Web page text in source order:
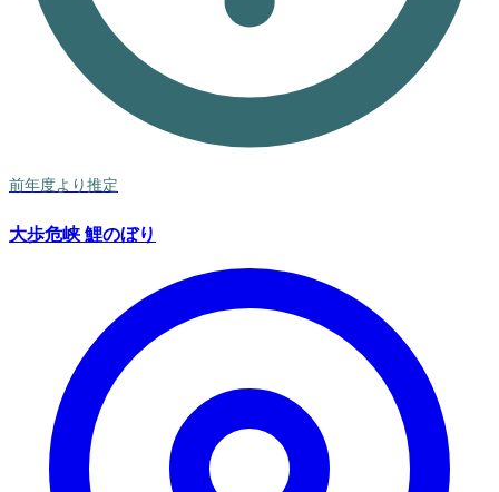
前年度より推定
大歩危峡 鯉のぼり